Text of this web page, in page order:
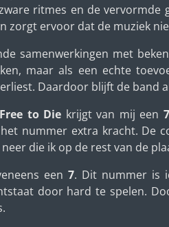
ritmes en de
zorgt ervoor dat de muziek
samenwerkingen met
maar als een echte
Daardoor blijft de band
Free to Die krijgt van mij een 7
nummer extra kracht. De
die ik op de rest van de
een7. Dit nummer is
door hard te spelen.